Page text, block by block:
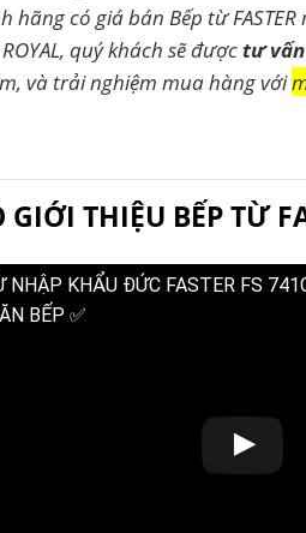
hãng có giá bán Bếp từ
ROYAL, quý khách sẽ đượctư
và trải nghiệm mua hàng với
GIỚI THIỆU BẾP TỪ
NHẬP KHẨU ĐỨC FASTER FS
BẾP ✅